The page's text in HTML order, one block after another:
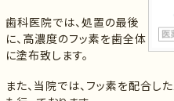
歯科医院では、処置の最後
に、高濃度のフッ素を歯全体
に塗布致します。
また、当院では、フッ素を配合